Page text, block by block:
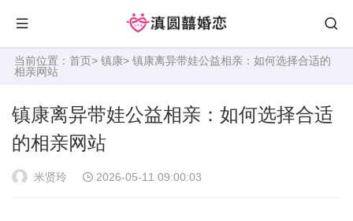
当前位置： 首页> 镇康> 镇康离异带娃公益相亲：如何选择合适的
相亲网站
镇康离异带娃公益相亲：如何选择合适
的相亲网站
米贤玲 2026-05-11 09:00:03